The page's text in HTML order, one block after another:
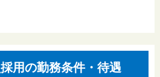
用の勤務条件・待遇